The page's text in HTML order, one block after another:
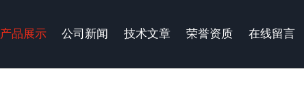
产品展示 公司新闻 技术文章 荣誉资质 在线留言